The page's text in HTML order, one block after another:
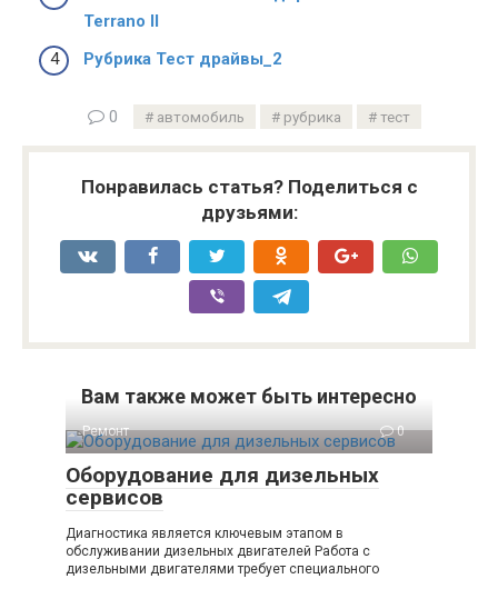
Terrano II
Рубрика Тест драйвы_2
0 автомобиль рубрика тест
Понравилась статья? Поделиться с
друзьями:
Вам также может быть интересно
Ремонт 0
Оборудование для дизельных
сервисов
Диагностика является ключевым этапом в
обслуживании дизельных двигателей Работа с
дизельными двигателями требует специального